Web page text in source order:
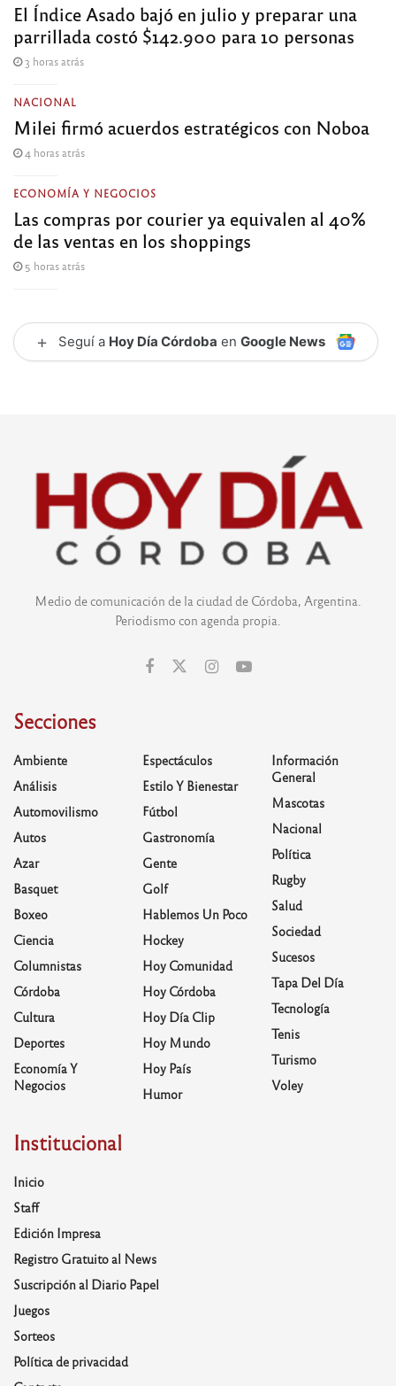
El Índice Asado bajó en julio y preparar una
parrillada costó $142.900 para 10 personas
3 horas atrás
NACIONAL
Milei firmó acuerdos estratégicos con Noboa
4 horas atrás
ECONOMÍA Y NEGOCIOS
Las compras por courier ya equivalen al 40%
de las ventas en los shoppings
5 horas atrás
+ Seguí a Hoy Día Córdoba en Google News
Medio de comunicación de la ciudad de Córdoba, Argentina.
Periodismo con agenda propia.
Secciones
Ambiente
Análisis
Automovilismo
Autos
Azar
Basquet
Boxeo
Ciencia
Columnistas
Córdoba
Cultura
Deportes
Economía Y
Negocios
Espectáculos
Estilo Y Bienestar
Fútbol
Gastronomía
Gente
Golf
Hablemos Un Poco
Hockey
Hoy Comunidad
Hoy Córdoba
Hoy Día Clip
Hoy Mundo
Hoy País
Humor
Información
General
Mascotas
Nacional
Política
Rugby
Salud
Sociedad
Sucesos
Tapa Del Día
Tecnología
Tenis
Turismo
Voley
Institucional
Inicio
Staff
Edición Impresa
Registro Gratuito al News
Suscripción al Diario Papel
Juegos
Sorteos
Política de privacidad